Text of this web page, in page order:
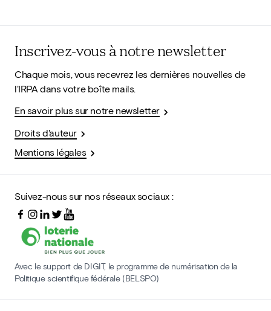
Inscrivez-vous à notre newsletter
Chaque mois, vous recevrez les dernières nouvelles de
l'IRPA dans votre boîte mails.
En savoir plus sur notre newsletter
Droits d'auteur
Mentions légales
Suivez-nous sur nos réseaux sociaux :
Avec le support de DIGIT, le programme de numérisation de la
Politique scientifique fédérale (BELSPO)